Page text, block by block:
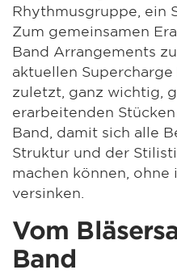
Rhythmusgruppe, ein
Zum gemeinsamen
Band Arrangements
aktuellen
zuletzt, ganz wichtig,
erarbeitenden
Band, damit sich alle
Struktur und der
machen können,
versinken.
Vom
Band